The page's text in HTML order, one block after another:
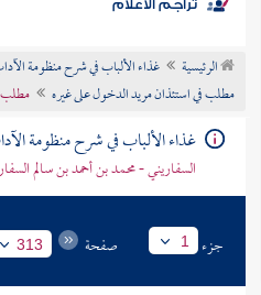
موضوعي
تراجم الأعلام
الرئيسية
غذاء الألباب في شرح منظومة
مطلب في استئذان مريد الدخول على غيره
مطلب
غذاء الألباب في شرح منظومة
السفاريني - محمد بن أحمد بن سالم
جزء 1 صفحة 313